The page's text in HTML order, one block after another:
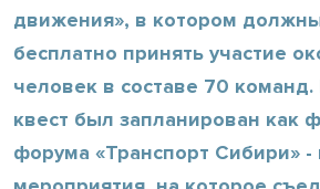
движения», в котором
бесплатно принять участие
человек в составе 70
квест был запланирован как
форума «Транспорт Сибири» -